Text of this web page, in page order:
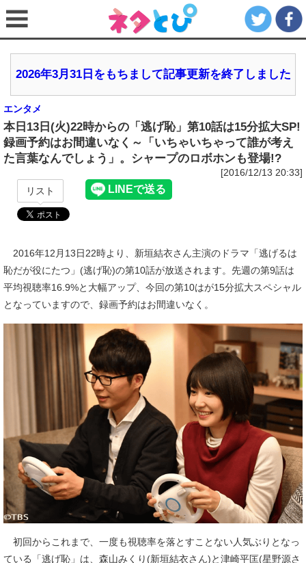
2026年3月31日をもちまして記事更新を終了しました
エンタメ
本日13日(火)22時からの「逃げ恥」第10話は15分拡大SP!
録画予約はお間違いなく～「いちゃいちゃって誰が考え
た言葉なんでしょう」。シャープのロボホンも登場!?
[2016/12/13 20:33]
リスト
2016年12月13日22時より、新垣結衣さん主演のドラマ「逃げるは
恥だが役にたつ」(逃げ恥)の第10話が放送されます。先週の第9話は
平均視聴率16.9%と大幅アップ、今回の第10はが15分拡大スペシャル
となっていますので、録画予約はお間違いなく。
初回からこれまで、一度も視聴率を落とすことない人気ぶりとなっ
ている「逃げ恥」は、森山みくり(新垣結衣さん)と津崎平匡(星野源さ